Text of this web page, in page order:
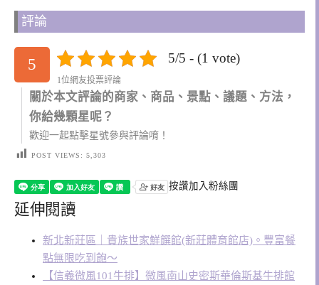
評論
5 5/5 - (1 vote)
1位網友投票評論
關於本文評論的商家、商品、景點、議題、方法，
你給幾顆星呢？
歡迎一起點擊星號參與評論唷！
POST VIEWS: 5,303
按讚加入粉絲團
延伸閱讀
新北新莊區｜貴族世家鮮饌館(新莊體育館店)。豐富餐
點無限吃到飽～
【信義微風101牛排】微風南山史密斯華倫斯基牛排館